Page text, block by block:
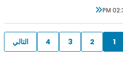
1
2
3
4 التالي